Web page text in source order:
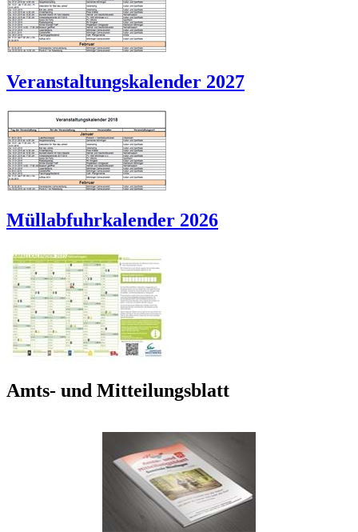
Veranstaltungskalender 2027
Müllabfuhrkalender 2026
Amts- und Mitteilungsblatt